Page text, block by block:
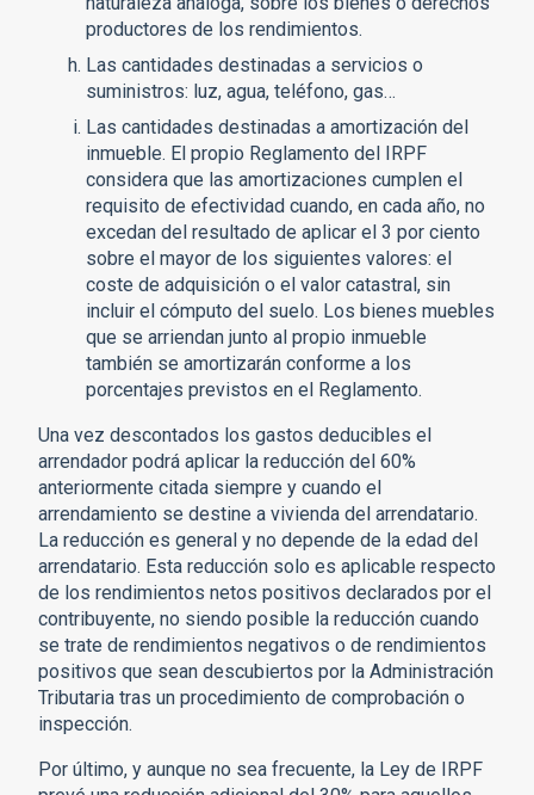
productores de los rendimientos.
Las cantidades destinadas a servicios o
suministros: luz, agua, teléfono, gas…
Las cantidades destinadas a amortización del
inmueble. El propio Reglamento del IRPF
considera que las amortizaciones cumplen el
requisito de efectividad cuando, en cada año, no
excedan del resultado de aplicar el 3 por ciento
sobre el mayor de los siguientes valores: el
coste de adquisición o el valor catastral, sin
incluir el cómputo del suelo. Los bienes muebles
que se arriendan junto al propio inmueble
también se amortizarán conforme a los
porcentajes previstos en el Reglamento.
Una vez descontados los gastos deducibles el
arrendador podrá aplicar la reducción del 60%
anteriormente citada siempre y cuando el
arrendamiento se destine a vivienda del arrendatario.
La reducción es general y no depende de la edad del
arrendatario. Esta reducción solo es aplicable respecto
de los rendimientos netos positivos declarados por el
contribuyente, no siendo posible la reducción cuando
se trate de rendimientos negativos o de rendimientos
positivos que sean descubiertos por la Administración
Tributaria tras un procedimiento de comprobación o
inspección.
Por último, y aunque no sea frecuente, la Ley de IRPF